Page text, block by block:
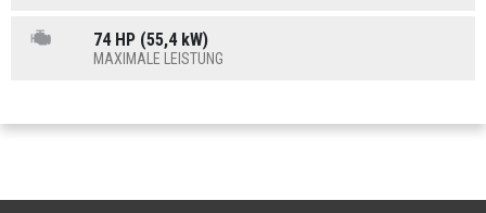
74 HP (55,4 kW)
MAXIMALE LEISTUNG